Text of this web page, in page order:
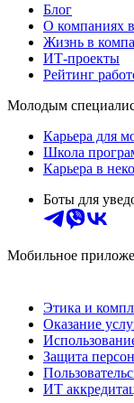
Блог
О компаниях
Жизнь в
ИТ-проекты
Рейтинг
Молодым
Карьера для
Школа
Карьера в
Боты для
Мобильное
Этика и
Оказание
Защита
ИТ